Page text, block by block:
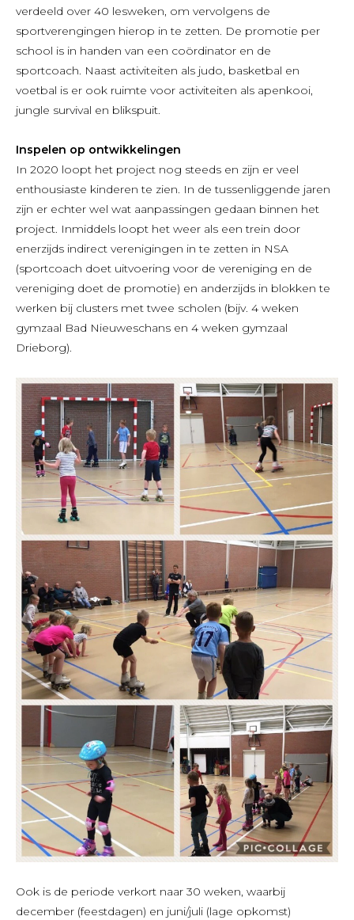
verdeeld over 40 lesweken, om vervolgens de
sportverengingen hierop in te zetten. De promotie per
school is in handen van een coördinator en de
sportcoach. Naast activiteiten als judo, basketbal en
voetbal is er ook ruimte voor activiteiten als apenkooi,
jungle survival en blikspuit.
Inspelen op ontwikkelingen
In 2020 loopt het project nog steeds en zijn er veel
enthousiaste kinderen te zien. In de tussenliggende jaren
zijn er echter wel wat aanpassingen gedaan binnen het
project. Inmiddels loopt het weer als een trein door
enerzijds indirect verenigingen in te zetten in NSA
(sportcoach doet uitvoering voor de vereniging en de
vereniging doet de promotie) en anderzijds in blokken te
werken bij clusters met twee scholen (bijv. 4 weken
gymzaal Bad Nieuweschans en 4 weken gymzaal
Drieborg).
Ook is de periode verkort naar 30 weken, waarbij
december (feestdagen) en juni/juli (lage opkomst)